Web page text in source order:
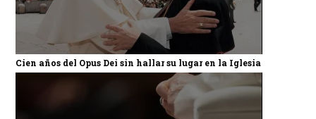
Cien años del Opus Dei sin hallar su lugar en la Iglesia